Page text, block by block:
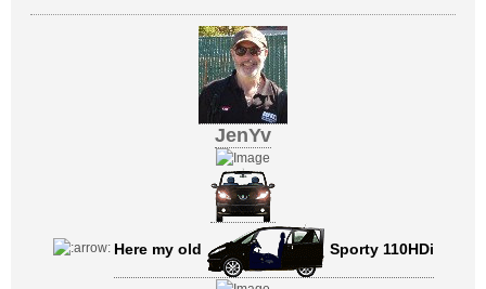
JenYv
Here my old Sporty 110HDi